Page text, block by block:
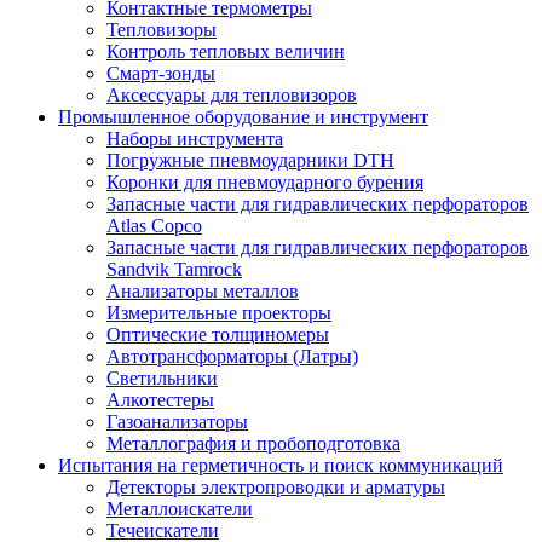
Контактные термометры
Тепловизоры
Контроль тепловых величин
Смарт-зонды
Аксессуары для тепловизоров
Промышленное оборудование и инструмент
Наборы инструмента
Погружные пневмоударники DTH
Коронки для пневмоударного бурения
Запасные части для гидравлических перфораторов
Atlas Copco
Запасные части для гидравлических перфораторов
Sandvik Tamrock
Анализаторы металлов
Измерительные проекторы
Оптические толщиномеры
Автотрансформаторы (Латры)
Светильники
Алкотестеры
Газоанализаторы
Металлография и пробоподготовка
Испытания на герметичность и поиск коммуникаций
Детекторы электропроводки и арматуры
Металлоискатели
Течеискатели